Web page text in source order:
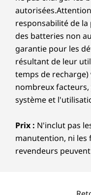
EXPÉRIENCES
À un
avec
L’IdeaPad 5i Pro
caractéristiques
brillantes
du temps, faites
Durabilité
Matériau
50 % d'aluminium
Autres
EPEAT Gold avec
EnergyStar 9.0
MIL-STD-810H
Les spécifications peuvent
Logiciels
des batteries non
garantie pour les
résultant de leur
temps de
nombreux facteurs,
système et
Prix :
N'inclut pas
manutention, ni les
revendeurs peuvent